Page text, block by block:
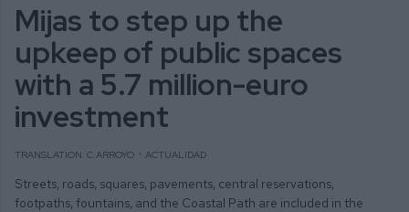
Mijas to step up the
upkeep of public spaces
with a 5.7 million-euro
investment
TRANSLATION: C.ARROYO ACTUALIDAD
Streets, roads, squares, pavements, central reservations,
footpaths, fountains, and the Coastal Path are included in the